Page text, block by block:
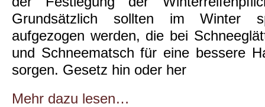
Grundsätzlich sollten im Winter
aufgezogen werden, die bei
und Schneematsch für eine bessere
sorgen. Gesetz hin oder her
Mehr dazu lesen…